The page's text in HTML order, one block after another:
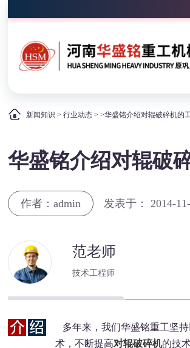
新闻知识 >行业动态 > >华盛铭介绍对辊破碎机的
华盛铭介绍对辊破
作者：admin 发表于： 2014-
范老师
技术工程师
多年来，我们华盛铭重工坚
术，不断提高对辊破碎机的技